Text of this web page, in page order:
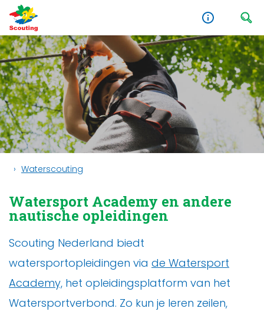
Waterscouting
Watersport Academy en andere
nautische opleidingen
Scouting Nederland biedt
watersportopleidingen via de Watersport
Academy, het opleidingsplatform van het
Watersportverbond. Zo kun je leren zeilen,